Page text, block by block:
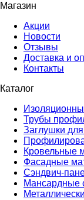
Магазин
Акции
Новости
Отзывы
Доставка и
Контакты
Каталог
Трубы
Заглушки
Кровельные
Фасадные
Сэндвич-
Мансардные